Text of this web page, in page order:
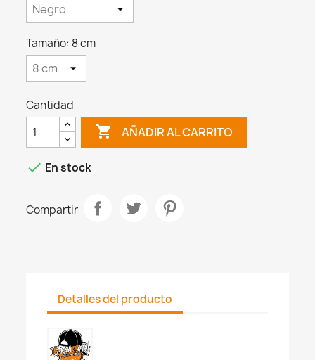
Tamaño: 8 cm
Cantidad
 AÑADIR AL CARRITO
 En stock
Compartir
Detalles del producto